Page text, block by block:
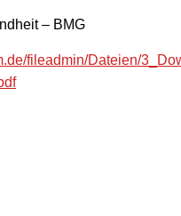
– BMG
fileadmin/Dateien/